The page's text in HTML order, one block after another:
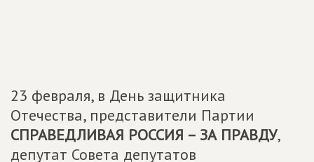
23 февраля, в День защитника
Отечества, представители Партии
СПРАВЕДЛИВАЯ РОССИЯ – ЗА ПРАВДУ,
депутат Совета депутатов